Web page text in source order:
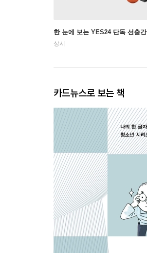
한 눈에 보는 YES24 단독 선출간
상시
카드뉴스로 보는 책